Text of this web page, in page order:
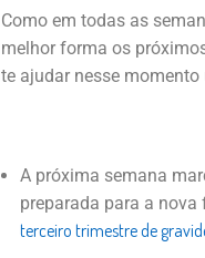
Como em todas as
melhor forma os
te ajudar nesse
A próxima semana
preparada para a nova
terceiro trimestre de